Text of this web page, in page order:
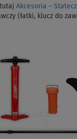
Akcesoria –
(łatki, klucz do